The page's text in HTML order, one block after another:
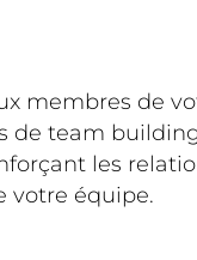
membres de
de team
les
votre équipe.